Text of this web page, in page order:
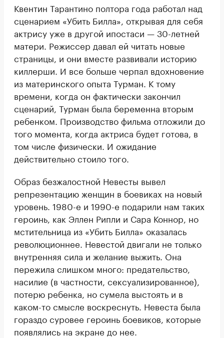
Квентин Тарантино полтора года работал над
сценарием «Убить Билла», открывая для себя
актрису уже в другой ипостаси — 30-летней
матери. Режиссер давал ей читать новые
страницы, и они вместе развивали историю
киллерши. И все больше черпал вдохновение
из материнского опыта Турман. К тому
времени, когда он фактически закончил
сценарий, Турман была беременна вторым
ребенком. Производство фильма отложили до
того момента, когда актриса будет готова, в
том числе физически. И ожидание
действительно стоило того.
Образ безжалостной Невесты вывел
репрезентацию женщин в боевиках на новый
уровень. 1980-е и 1990-е подарили нам таких
героинь, как Эллен Рипли и Сара Коннор, но
мстительница из «Убить Билла» оказалась
революционнее. Невестой двигали не только
внутренняя сила и желание выжить. Она
пережила слишком много: предательство,
насилие (в частности, сексуализированное),
потерю ребенка, но сумела выстоять и в
каком-то смысле воскреснуть. Невеста была
гораздо суровее героинь боевиков, которые
появлялись на экране до нее.